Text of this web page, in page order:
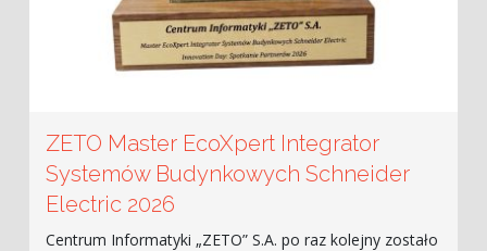
ZETO Master EcoXpert Integrator
Systemów Budynkowych Schneider
Electric 2026
Centrum Informatyki „ZETO” S.A. po raz kolejny zostało